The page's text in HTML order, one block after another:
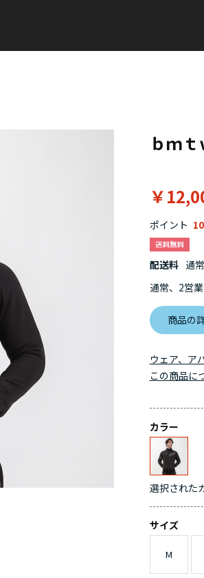
ｂｍ
￥
ポイント
配送料 通
通常、2営
商品の
ウェア、ア
カラー
選択された
サイズ
M
この商品に